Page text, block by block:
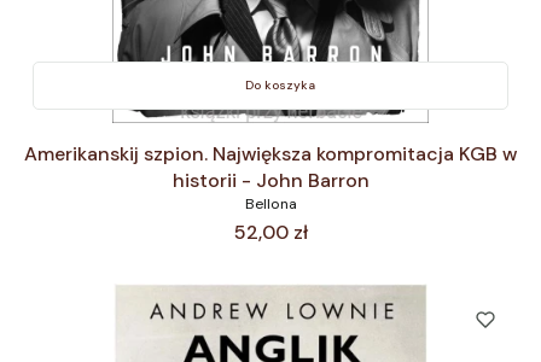
Do koszyka
Amerikanskij szpion. Największa kompromitacja KGB w
historii - John Barron
Bellona
Cena
52,00 zł